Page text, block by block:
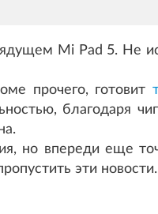
Mi Pad 5. Не
прочего, готовит
благодаря
но впереди еще
эти новости.